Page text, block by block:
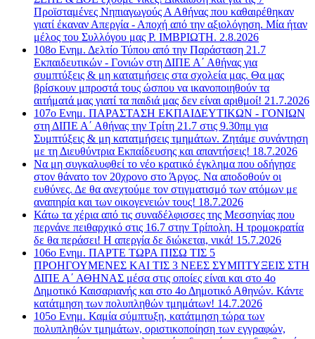
Προϊσταμένες Νηπιαγωγούς Α Αθήνας που καθαιρέθηκαν
γιατί έκαναν Απεργία - Αποχή από την αξιολόγηση. Μία ήταν
μέλος του Συλλόγου μας Ρ. ΙΜΒΡΙΩΤΗ. 2.8.2026
108ο Ενημ. Δελτίο Τύπου από την Παράσταση 21.7
Εκπαιδευτικών - Γονιών στη ΔΙΠΕ Α΄ Αθήνας για
συμπτύξεις & μη κατατμήσεις στα σχολεία μας. Θα μας
βρίσκουν μπροστά τους ώσπου να ικανοποιηθούν τα
αιτήματά μας γιατί τα παιδιά μας δεν είναι αριθμοί! 21.7.2026
107o Ενημ. ΠΑΡΑΣΤΑΣΗ ΕΚΠΑΙΔΕΥΤΙΚΩΝ - ΓΟΝΙΩΝ
στη ΔΙΠΕ Α΄ Αθήνας την Τρίτη 21.7 στις 9.30πμ για
Συμπτύξεις & μη κατατμήσεις τμημάτων. Ζητάμε συνάντηση
με τη Διευθύντρια Εκπαίδευσης και απαντήσεις! 18.7.2026
Να μη συγκαλυφθεί το νέο κρατικό έγκλημα που οδήγησε
στον θάνατο τον 20χρονο στο Άργος. Να αποδοθούν οι
ευθύνες. Δε θα ανεχτούμε τον στιγματισμό των ατόμων με
αναπηρία και των οικογενειών τους! 18.7.2026
Κάτω τα χέρια από τις συναδέλφισσες της Μεσσηνίας που
περνάνε πειθαρχικό στις 16.7 στην Τρίπολη. Η τρομοκρατία
δε θα περάσει! Η απεργία δε διώκεται, νικά! 15.7.2026
106ο Ενημ. ΠΑΡΤΕ ΤΩΡΑ ΠΙΣΩ ΤΙΣ 5
ΠΡΟΗΓΟΥΜΕΝΕΣ ΚΑΙ ΤΙΣ 3 ΝΕΕΣ ΣΥΜΠΤΥΞΕΙΣ ΣΤΗ
ΔΙΠΕ Α΄ ΑΘΗΝΑΣ μέσα στις οποίες είναι και στο 4ο
Δημοτικό Καισαριανής και στο 4ο Δημοτικό Αθηνών. Κάντε
κατάτμηση των πολυπληθών τμημάτων! 14.7.2026
105ο Ενημ. Καμία σύμπτυξη, κατάτμηση τώρα των
πολυπληθών τμημάτων, οριστικοποίηση των εγγραφών,